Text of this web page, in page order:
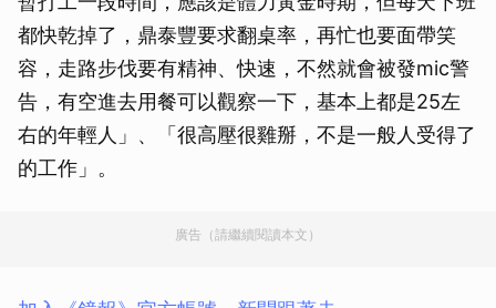
都快乾掉了，鼎泰豐要求翻桌率，再忙也要面帶笑
容，走路步伐要有精神、快速，不然就會被發mic警
告，有空進去用餐可以觀察一下，基本上都是25左
右的年輕人」、「很高壓很雞掰，不是一般人受得了
的工作」。
廣告（請繼續閱讀本文）